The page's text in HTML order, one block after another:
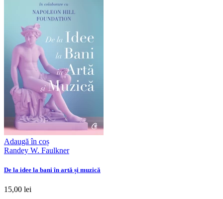
Adaugă în coș
Randey W. Faulkner
De la idee la bani în artă și muzică
15,00 lei